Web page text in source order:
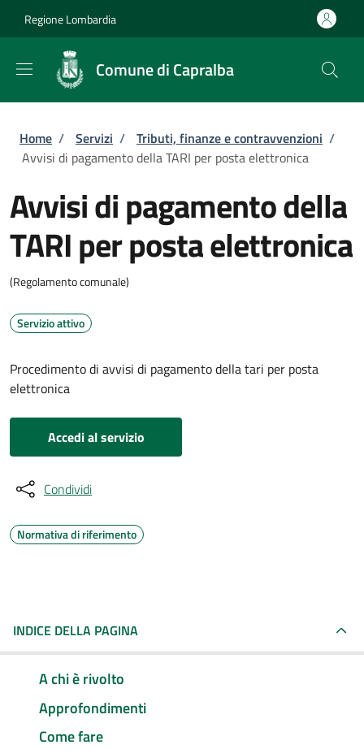
Regione Lombardia
Comune di Capralba
Briciole di pane
Home / Servizi / Tributi, finanze e contravvenzioni /
Avvisi di pagamento della TARI per posta elettronica
Avvisi di pagamento della
TARI per posta elettronica
(Regolamento comunale)
Servizio attivo
Procedimento di avvisi di pagamento della tari per posta
elettronica
Accedi al servizio
Condividi
Normativa di riferimento
INDICE DELLA PAGINA
A chi è rivolto
Approfondimenti
Come fare